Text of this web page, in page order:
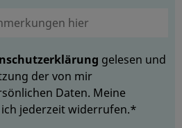
gelesen und
der von mir
Daten. Meine
jederzeit widerrufen.*